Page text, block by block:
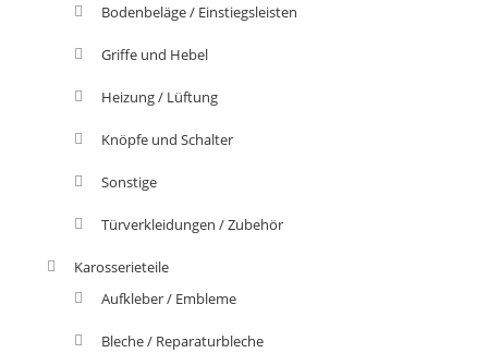
Bodenbeläge / Einstiegsleisten
Griffe und Hebel
Heizung / Lüftung
Knöpfe und Schalter
Sonstige
Türverkleidungen / Zubehör
Karosserieteile
Aufkleber / Embleme
Bleche / Reparaturbleche